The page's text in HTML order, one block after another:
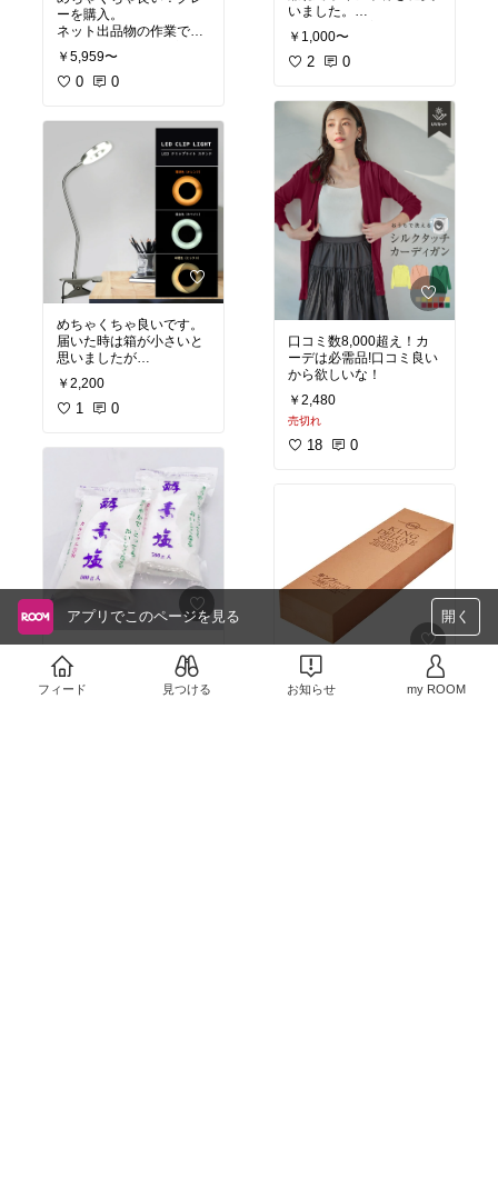
ーを購入。
ネット出品物の作業で、
ほぼ1日食卓椅子に座っ
ていて腰が痛くなり
前から目を付けていまし
が8千円近くしたので
こちらのほうが配達もし
てくれるしポイントも付
くので購入しました。組
み立てが不安でしたが
ネジを4種類に分けてか
ら作り30分くらいで完成
しました。座る面はかな
り大きくて大きなお尻の
人でも大丈夫そうです(^
^)高さ調整も便利で回転
も出来るのでクルクルす
るだけで何でも手が届き
楽になりました。縫製も
綺麗です。見た目も4千
円代には見えないくい立
かったです。
のでご注意を！
￥5,959〜
0 0
めちゃくちゃ良いです。
届いた時は箱が小さいと
思いましたが
全然問題ありません。
クリップも本当に頑丈で
片手では無理です。
く当たってもビクともし
ません。明るさも3種類
で段階も沢山あり
お値段も、お安く差し込
みもスマホの充電口に挿
すだけなので本当に買っ
てよかった商品でした。
おススメ致します。
メルカリなどの出品物を
梱包する時の作業台で使
用します。
壊れたら、また買いま
￥2,200
1 0
小さいタイプ！
￥1,516
いました。
めちゃくちゃ美味しい！
ゴボウ、和風、チゲを食
べました。
ています。
和風は生姜も効いてトロ
ミがあり
寒天のせいかフカヒレス
ープのようです。
チゲも美味しいです。
食べている時よりも食べ
終えてから辛さが来まし
た。1食分には足りない
ので、その時の気分で、
もち麦や、押し麦
春雨や冷凍で凍らせて解
凍した豆腐、こんにゃく
います。
3袋買ったので、暫くは
持ちそうですが
無くなったら、また買い
ます。
もち麦の少ない量も販売
して欲しいです。
￥1,000〜
2 0
口コミ数8,000超え！カ
ーデは必需品!口コミ良い
から欲しいな！
￥2,480
売切れ
18 0
切れない包丁にストレ
アプリでこのページを見る 開く
フィード 見つける お知らせ my ROOM